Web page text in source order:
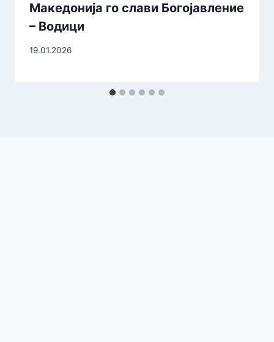
Македонија го слави Богојавление
– Водици
19.01.2026